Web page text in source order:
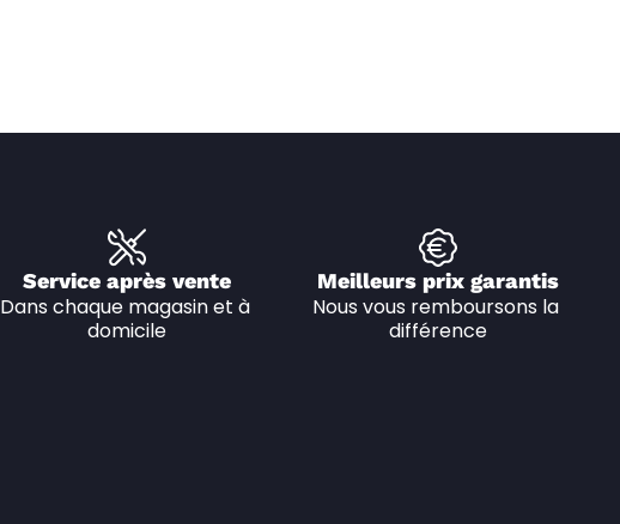
Service après vente
Dans chaque magasin et à
domicile
Meilleurs prix garantis
Nous vous remboursons la
différence